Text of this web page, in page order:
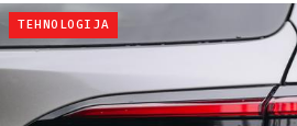
TEHNOLOGIJA